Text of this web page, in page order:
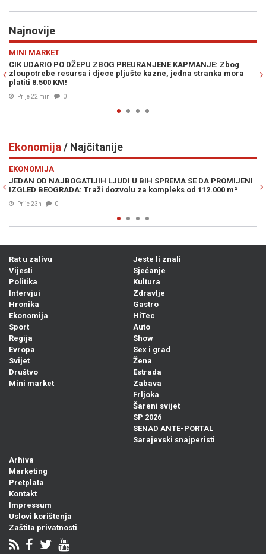
Najnovije
Zbog
stranka mora
DRAMA U HORMUŠKOM MOREUZU: Dvije
potresle tanker uz obalu Omana, pomorske
Ekonomija / Najčitanije
SE DA PROMIJENI
od 112.000 m²
DRAMATIČNO UPOZORENJE POZNATOG
je krizu 2008., a sad kaže da je moguć krah
Rat u zalivu
Vijesti
Politika
Intervjui
Hronika
Ekonomija
Sport
Regija
Evropa
Svijet
Društvo
Mini market
Jeste li znali
Sjećanje
Kultura
Zdravlje
Gastro
HiTec
Auto
Show
Sex i grad
Žena
Estrada
Zabava
Frljoka
Šareni svijet
SP 2026
SENAD ANTE-PORTAL
Sarajevski snajperisti
Arhiva
Marketing
Pretplata
Kontakt
Impressum
Uslovi korištenja
Zaštita privatnosti